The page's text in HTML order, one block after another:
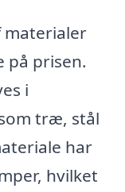
materialer
på prisen.
i
træ, stål
har
hvilket